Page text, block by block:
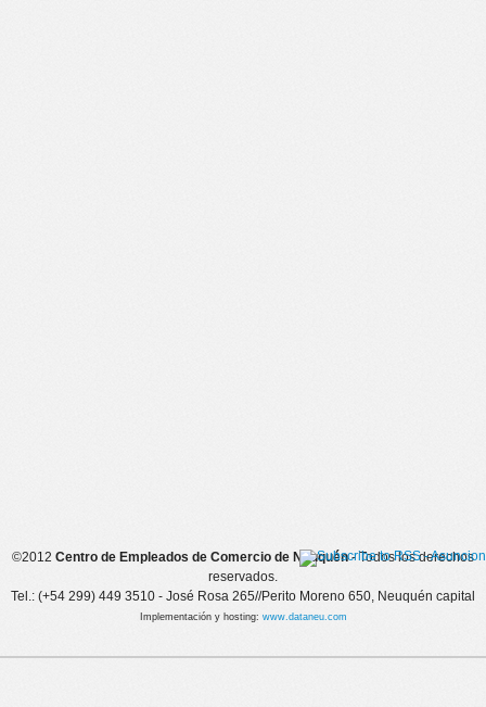
©2012 Centro de Empleados de Comercio de Neuquén- Todos los derechos
reservados.
Tel.: (+54 299) 449 3510 - José Rosa 265//Perito Moreno 650, Neuquén capital
Implementación y hosting: www.dataneu.com